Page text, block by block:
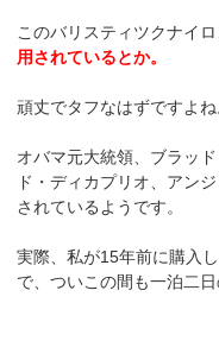
このバリスティツクナイ
用されているとか。
頑丈でタフなはずですよね
オバマ元大統領、ブラッ
ド・ディカプリオ、アン
されているようです。
実際、私が15年前に購入
で、ついこの間も一泊二